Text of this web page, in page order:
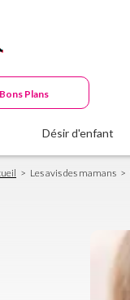
Plans
Désir d'enfant
Les avis des mamans